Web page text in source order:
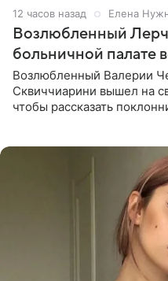
12 часов назад Елена
Возлюбленный
больничной палате
Возлюбленный Валерии
Сквиччиарини вышел на
чтобы рассказать